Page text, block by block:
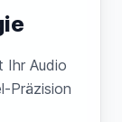
Ihr Audio
Präzision